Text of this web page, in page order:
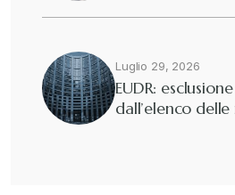
Fisco e tributi
Guide e Manuali
Luglio 29, 2026
EUDR:
dall’elenco